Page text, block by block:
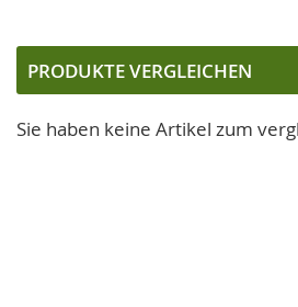
PRODUKTE VERGLEICHEN
Sie haben keine Artikel zum